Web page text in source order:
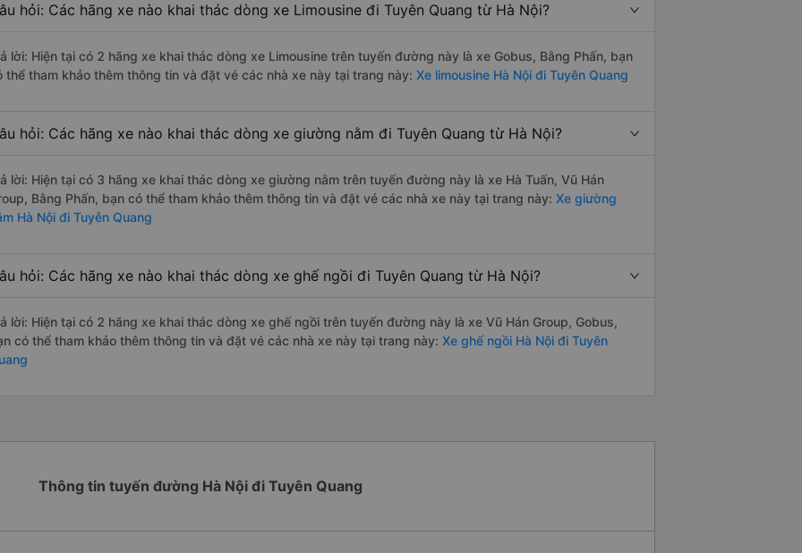
hỏi: Các hãng xe nào khai thác dòng xe Limousine đi Tuyên Quang từ Hà Nội?
lời: Hiện tại có 2 hãng xe khai thác dòng xe Limousine trên tuyến đường này là xe Gobus, Bằng Phấn, bạn
thể tham khảo thêm thông tin và đặt vé các nhà xe này tại trang này: Xe limousine Hà Nội đi Tuyên Quang
hỏi: Các hãng xe nào khai thác dòng xe giường nằm đi Tuyên Quang từ Hà Nội?
lời: Hiện tại có 3 hãng xe khai thác dòng xe giường nằm trên tuyến đường này là xe Hà Tuấn, Vũ Hán
Bằng Phấn, bạn có thể tham khảo thêm thông tin và đặt vé các nhà xe này tại trang này: Xe giường
Hà Nội đi Tuyên Quang
hỏi: Các hãng xe nào khai thác dòng xe ghế ngồi đi Tuyên Quang từ Hà Nội?
lời: Hiện tại có 2 hãng xe khai thác dòng xe ghế ngồi trên tuyến đường này là xe Vũ Hán Group, Gobus,
có thể tham khảo thêm thông tin và đặt vé các nhà xe này tại trang này: Xe ghế ngồi Hà Nội đi Tuyên
Thông tin tuyến đường Hà Nội đi Tuyên Quang